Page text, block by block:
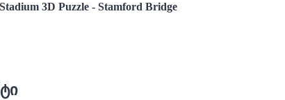
Stadium 3D Puzzle - Stamford Bridge